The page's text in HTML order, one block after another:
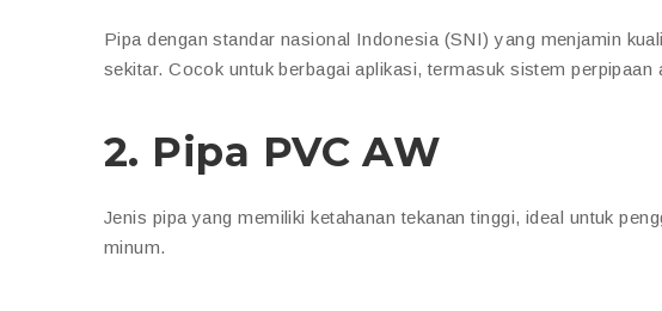
Pipa dengan standar nasional Indonesia (SNI) yang menjamin
sekitar. Cocok untuk berbagai aplikasi, termasuk sistem perpipaan
2. Pipa PVC AW
Jenis pipa yang memiliki ketahanan tekanan tinggi, ideal untuk
minum.